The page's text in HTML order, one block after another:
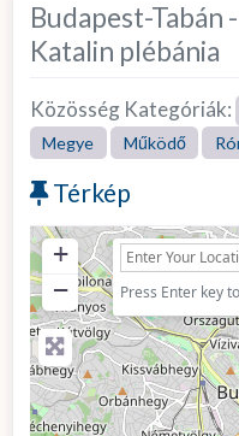
Budapest-Tabán
Katalin plébánia
Közösség Kategóriák:
Megye
Működő
Térkép
+
−
Press Enter key